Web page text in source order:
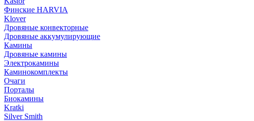
Финские HARVIA
Klover
Дровяные конвекторные
Дровяные аккумулирующие
Камины
Дровяные камины
Электрокамины
Каминокомплекты
Очаги
Порталы
Биокамины
Kratki
Silver Smith